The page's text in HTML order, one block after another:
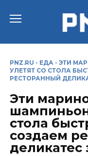
PNZ.RU - ЕДА - ЭТИ
УЛЕТЯТ СО СТОЛА
РЕСТОРАННЫЙ
Эти
стола
создаем
деликатес